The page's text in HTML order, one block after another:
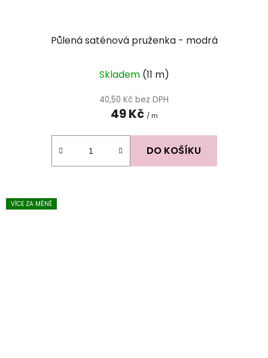
Půlená saténová pruženka - modrá
Skladem (11 m)
40,50 Kč bez DPH
49 Kč / m
DO KOŠÍKU
VÍCE ZA MÉNĚ